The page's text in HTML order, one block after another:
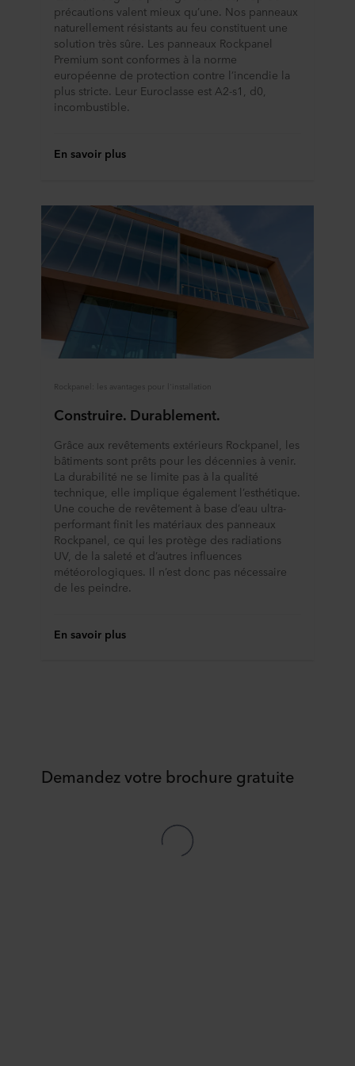
consentement à tout moment en cliquant sur l’icône de
cookie en bas du site web. Consultez la section « À
propos » pour en savoir plus sur notre utilisation des
cookies et notreDéclaration de confidentialité
connaître notre traitement des données personnelles,
incluant l’identification de la société ROCKWOOL qui est
précautions valent mieux qu’une. Nos panneaux
naturellement résistants au feu constituent une
solution très sûre. Les panneaux Rockpanel
Premium sont conformes à la norme
européenne de protection contre l’incendie la
plus stricte. Leur Euroclasse est A2-s1, d0,
incombustible.
En savoir plus
Rockpanel: les avantages pour l'installation
Construire. Durablement.
Grâce aux revêtements extérieurs Rockpanel, les
bâtiments sont prêts pour les décennies à venir.
La durabilité ne se limite pas à la qualité
technique, elle implique également l’esthétique.
Une couche de revêtement à base d’eau ultra-
performant finit les matériaux des panneaux
Rockpanel, ce qui les protège des radiations
UV, de la saleté et d’autres influences
météorologiques. Il n’est donc pas nécessaire
de les peindre.
En savoir plus
Demandez votre brochure gratuite